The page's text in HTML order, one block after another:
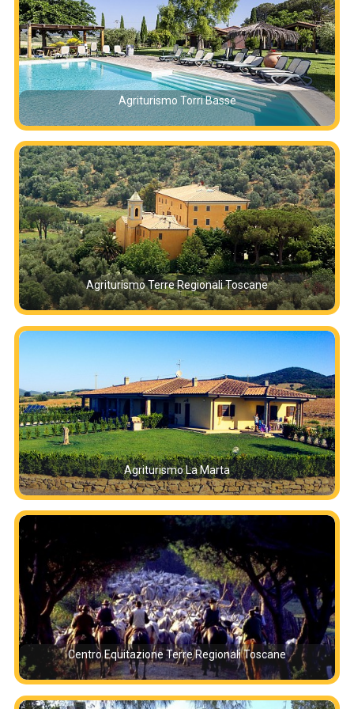
Agriturismo Torri Basse
Agriturismo Terre Regionali Toscane
Agriturismo La Marta
Centro Equitazione Terre Regionali Toscane